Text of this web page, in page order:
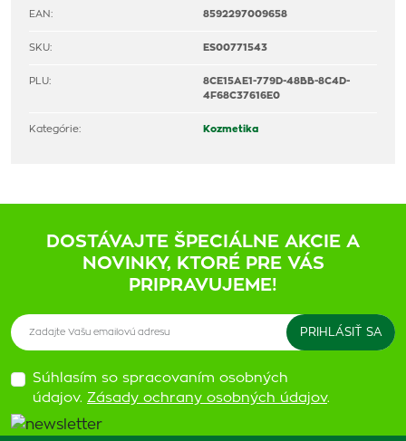
EAN: 8592297009658
SKU: ES00771543
PLU:
8CE15AE1-779D-48BB-8C4D-
4F68C37616E0
Kategórie: Kozmetika
DOSTÁVAJTE ŠPECIÁLNE AKCIE A
NOVINKY, KTORÉ PRE VÁS
PRIPRAVUJEME!
Súhlasím so spracovaním osobných
údajov. Zásady ochrany osobných údajov.